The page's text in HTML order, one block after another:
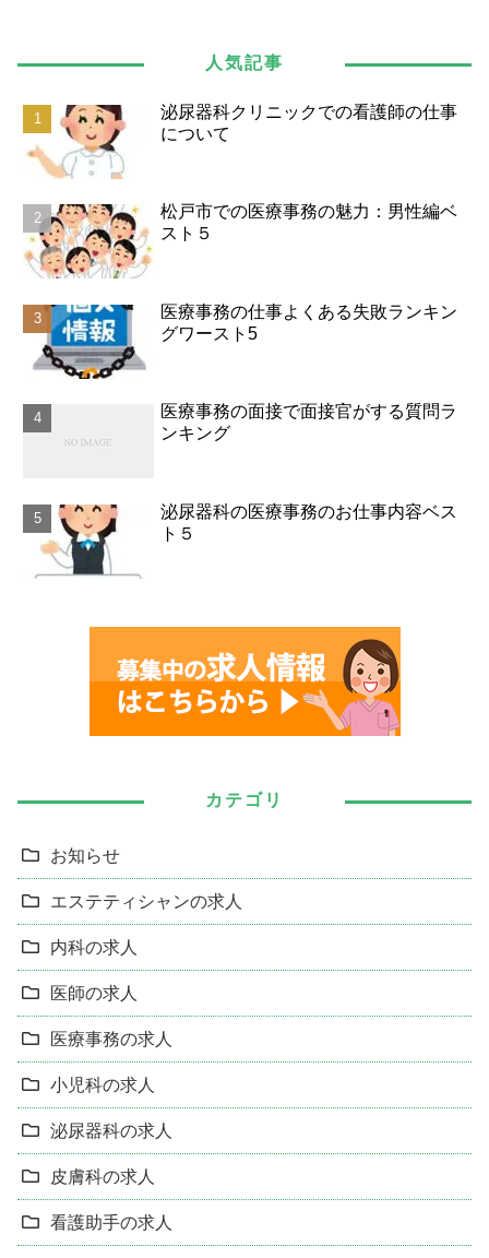
人気記事
泌尿器科クリニックでの看護師の仕事
について
松戸市での医療事務の魅力：男性編ベ
スト５
医療事務の仕事よくある失敗ランキン
グワースト5
医療事務の面接で面接官がする質問ラ
ンキング
泌尿器科の医療事務のお仕事内容ベス
ト５
カテゴリ
お知らせ
エステティシャンの求人
内科の求人
医師の求人
医療事務の求人
小児科の求人
泌尿器科の求人
皮膚科の求人
看護助手の求人